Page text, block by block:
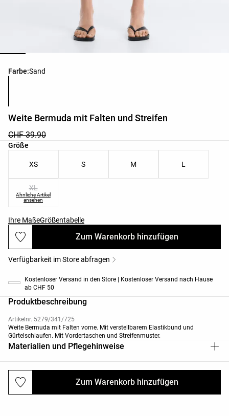
Farbe:Sand
Produktfarbliste
Weite Bermuda mit Falten und Streifen
CHF 39.90
Größe
Produktgrößenliste
XS S M L
XL
Ähnliche Artikel
ansehen
Ihre MaßeGrößentabelle
Zum Warenkorb hinzufügen
Zum Warenkorb hinzufügen
Verfügbarkeit im Store abfragen
Kostenloser Versand in den Store | Kostenloser Versand nach Hause
ab CHF 50
Produktbeschreibung
Artikelnr. 5279/341/725
Weite Bermuda mit Falten vorne. Mit verstellbarem Elastikbund und
Gürtelschlaufen. Mit Vordertaschen und Streifenmuster.
Materialien und Pflegehinweise
Versand und Rücksendungen